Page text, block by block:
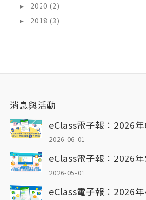
►
2020 (2)
►
2018 (3)
消息與活動
eClass電子報︰2026
2026-06-01
eClass電子報︰2026
2026-05-01
eClass電子報︰2026